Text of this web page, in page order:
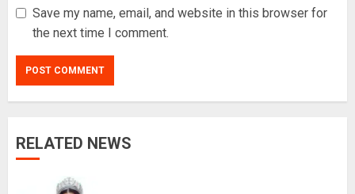
Save my name, email, and website in this browser for
the next time I comment.
RELATED NEWS